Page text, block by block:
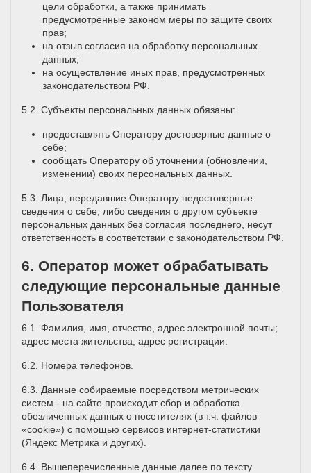
цели обработки, а также принимать
предусмотренные законом меры по защите своих
прав;
на отзыв согласия на обработку персональных
данных;
на осуществление иных прав, предусмотренных
законодательством РФ.
5.2. Субъекты персональных данных обязаны:
предоставлять Оператору достоверные данные о
себе;
сообщать Оператору об уточнении (обновлении,
изменении) своих персональных данных.
5.3. Лица, передавшие Оператору недостоверные
сведения о себе, либо сведения о другом субъекте
персональных данных без согласия последнего, несут
ответственность в соответствии с законодательством РФ.
6. Оператор может обрабатывать
следующие персональные данные
Пользователя
6.1. Фамилия, имя, отчество, адрес электронной почты;
адрес места жительства; адрес регистрации.
6.2. Номера телефонов.
6.3. Данные собираемые посредством метрических
систем - на сайте происходит сбор и обработка
обезличенных данных о посетителях (в т.ч. файлов
«cookie») с помощью сервисов интернет-статистики
(Яндекс Метрика и других).
6.4. Вышеперечисленные данные далее по тексту